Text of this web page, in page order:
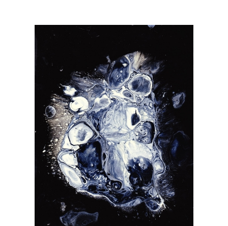
Janka Stemmle
2018